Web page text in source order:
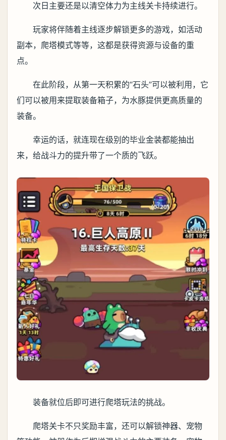
次日主要还是以清空体力为主线关卡持续进行。
玩家将伴随着主线逐步解锁更多的游戏，如活动
副本，爬塔模式等等，这都是获得资源与设备的重
点。
在此阶段，从第一天积累的“石头”可以被利用，它
们可以被用来提取装备箱子，为水豚提供更高质量的
装备。
幸运的话，就连现在级别的毕业金装都能抽出
来，给战斗力的提升带了一个质的飞跃。
装备就位后即可进行爬塔玩法的挑战。
爬塔关卡不只奖励丰富，还可以解锁神器、宠物